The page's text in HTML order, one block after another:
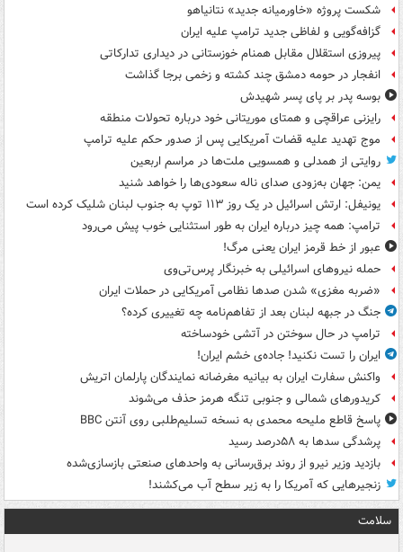
شکست پروژه «خاورمیانه جدید» نتانیاهو
گزافه‌گویی و لفاظی جدید ترامپ علیه ایران
پیروزی استقلال مقابل همنام خوزستانی در دیداری تدارکاتی
انفجار در حومه دمشق چند کشته و زخمی برجا گذاشت
بوسه‌ پدر بر پای پسر شهیدش
رایزنی عراقچی و همتای موریتانی خود درباره تحولات منطقه
موج تهدید علیه قضات آمریکایی پس از صدور حکم علیه ترامپ
روایتی از همدلی و همسویی ملت‌ها در مراسم اربعین
یمن: جهان به‌زودی صدای ناله سعودی‌ها را خواهد شنید
یونیفل: ارتش اسرائیل در یک روز ۱۱۳ توپ به جنوب لبنان شلیک کرده است
ترامپ: همه چیز درباره ایران به طور استثنایی خوب پیش می‌رود
عبور از خط قرمز ایران یعنی مرگ!
حمله نیروهای اسرائیلی به خبرنگار پرس‌تی‌وی
«ضربه مغزی» شدن صدها نظامی آمریکایی در حملات ایران
جنگ در جبهه لبنان بعد از تفاهم‌نامه چه تغییری کرده؟
ترامپ در حال سوختن در آتشی خودساخته
ایران را تست نکنید! جاده‌ی خشم ایران!
واکنش سفارت ایران به بیانیه مغرضانه نمایندگان پارلمان اتریش
کریدورهای شمالی و جنوبی تنگه هرمز حذف می‌شوند
پاسخ قاطع ملیحه محمدی به نسخه تسلیم‌طلبی روی آنتن BBC
پرشدگی سدها به ۵۸درصد رسید
بازدید وزیر نیرو از روند برق‌رسانی به واحدهای صنعتی بازسازی‌شده
زنجیرهایی که آمریکا را به زیر سطح آب می‌کشند!
سلامت